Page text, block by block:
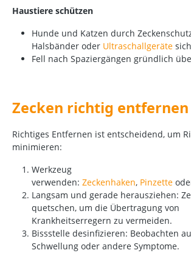
Haustiere schützen
Hunde und Katzen durch
Halsbänder oder Ultraschallgeräte
Fell nach Spaziergängen gründlich
Zecken richtig entfernen
Richtiges Entfernen ist entscheidend, um
minimieren:
Werkzeug
verwenden: Zeckenhaken, Pinzette
Langsam und gerade herausziehen:
quetschen, um die Übertragung von
Krankheitserregern zu vermeiden.
Bissstelle desinfizieren: Beobachten
Schwellung oder andere Symptome.